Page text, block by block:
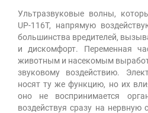
Ультразвуковые волны,
UP-116T, напрямую
большинства вредителей,
и дискомфорт. Переменная
животным и насекомым
звуковому воздействию.
носят ту же функцию, но их
оно не воспринимается
воздействуя сразу на нервную